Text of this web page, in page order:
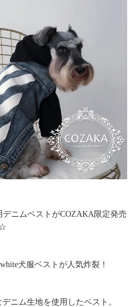
ニムベストがCOZAKA限定発売
犬服ベストが人気炸裂！
ニム生地を使用したベスト。